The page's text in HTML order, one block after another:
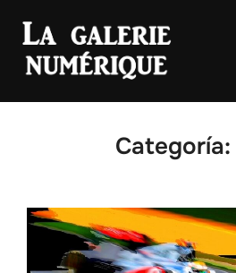
contenido
Categoría: